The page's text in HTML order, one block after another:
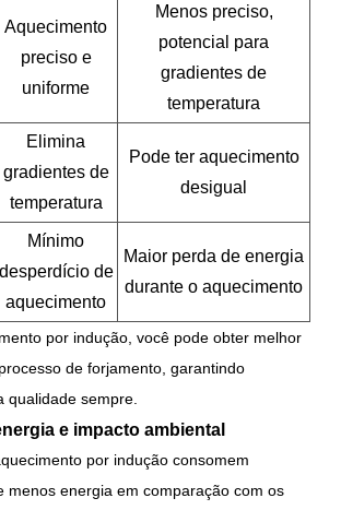
Aquecimento
preciso e
uniforme
Menos preciso,
potencial para
gradientes de
temperatura
Elimina
gradientes de
temperatura
Pode ter aquecimento
desigual
Mínimo
desperdício de
aquecimento
Maior perda de energia
durante o aquecimento
por indução, você pode obter melhor
de forjamento, garantindo
qualidade sempre.
e impacto ambiental
por indução consomem
menos energia em comparação com os